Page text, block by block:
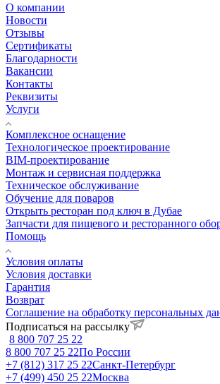
О компании
Новости
Отзывы
Сертификаты
Благодарности
Вакансии
Контакты
Реквизиты
Услуги
Комплексное оснащение
Технологическое проектирование
BIM-проектирование
Монтаж и сервисная поддержка
Техническое обслуживание
Обучение для поваров
Открыть ресторан под ключ в Дубае
Запчасти для пищевого и ресторанного
Помощь
Условия оплаты
Условия доставки
Гарантия
Возврат
Соглашение на обработку персональных
Подписаться на рассылку
8 800 707 25 22
8 800 707 25 22По России
+7 (812) 317 25 22Санкт-Петербург
+7 (499) 450 25 22Москва